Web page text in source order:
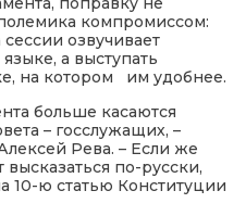
компромиссом:
озвучивает
а выступать
на котором им удобнее.
больше касаются
– госслужащих, –
Рева. – Если же
высказаться по-русски,
10-ю статью Конституции